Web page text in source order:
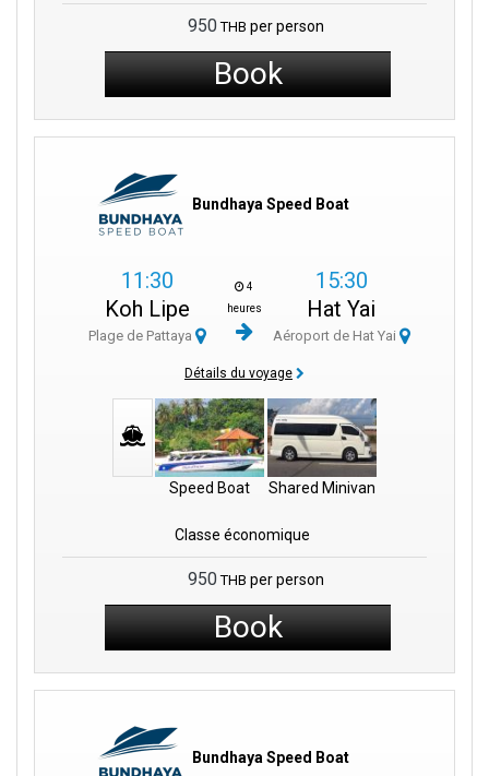
950 THB per person
Book
Bundhaya Speed Boat
11:30
Koh Lipe
Plage de Pattaya
4
heures
15:30
Hat Yai
Aéroport de Hat Yai
Détails du voyage
Speed Boat Shared Minivan
Classe économique
950 THB per person
Book
Bundhaya Speed Boat